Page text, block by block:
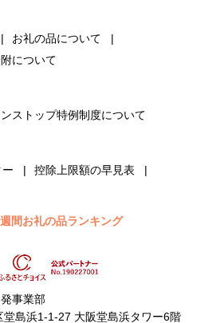
お礼の品について
について
ストップ特例制度について
控除上限額の早見表
間お礼の品ランキング
事業部
島浜1-1-27 大阪堂島浜タワー6階